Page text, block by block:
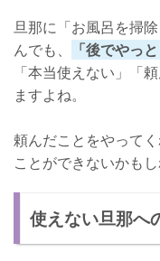
旦那に「お風呂を掃
んでも、
「後でやっ
「本当使えない」「
ますよね。
頼んだことをやって
ことができないかもし
使えない旦那へ